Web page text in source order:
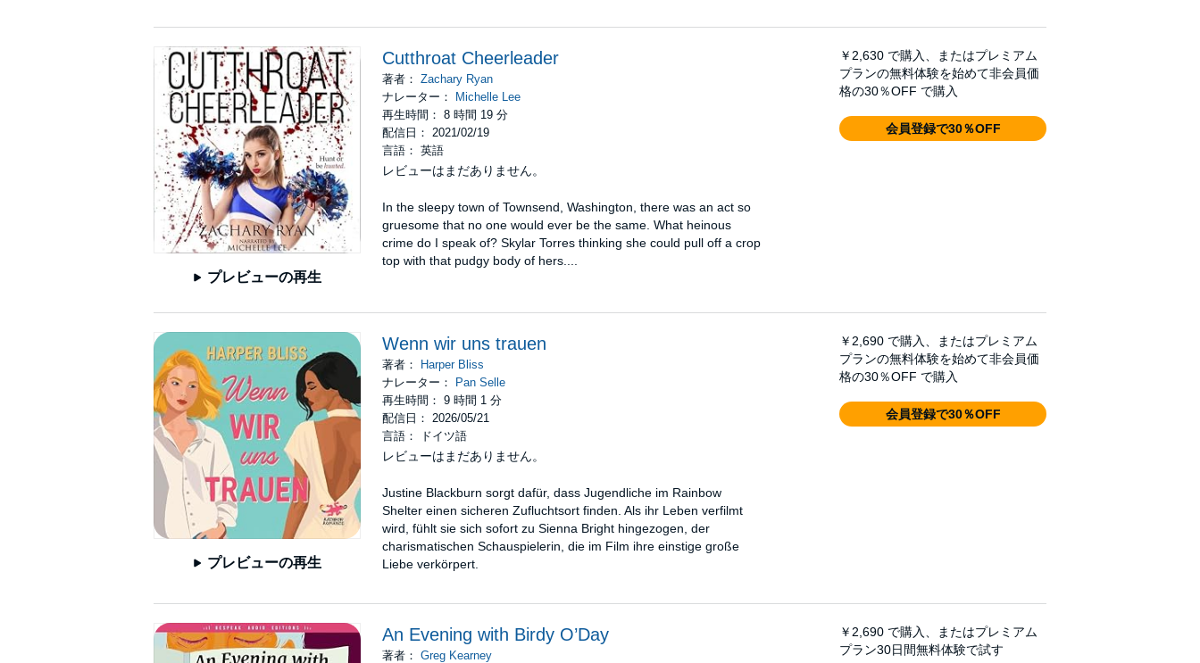
プレビューの再生
Cutthroat Cheerleader
著者： Zachary Ryan
ナレーター：
Michelle Lee
再生時間： 8 時間 19 分
配信日： 2021/02/19
言語： 英語
レビューはまだありません。
In the sleepy town of Townsend, Washington, there was an act so
gruesome that no one would ever be the same. What heinous
crime do I speak of? Skylar Torres thinking she could pull off a crop
top with that pudgy body of hers....
￥2,630 で購入、またはプレミアム
プランの無料体験を始めて非会員価
格の30％OFF で購入
会員登録で30％OFF
プレビューの再生
Wenn wir uns trauen
著者：
Harper Bliss
ナレーター：
Pan Selle
再生時間： 9 時間 1 分
配信日： 2026/05/21
言語： ドイツ語
レビューはまだありません。
Justine Blackburn sorgt dafür, dass Jugendliche im Rainbow
Shelter einen sicheren Zufluchtsort finden. Als ihr Leben verfilmt
wird, fühlt sie sich sofort zu Sienna Bright hingezogen, der
charismatischen Schauspielerin, die im Film ihre einstige große
Liebe verkörpert.
￥2,690 で購入、またはプレミアム
プランの無料体験を始めて非会員価
格の30％OFF で購入
会員登録で30％OFF
An Evening with Birdy O’Day
著者： Greg Kearney
￥2,690 で購入、またはプレミアム
プラン30日間無料体験で試す